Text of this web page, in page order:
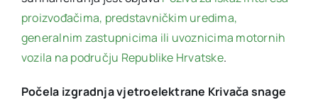
proizvođačima, predstavničkim uredima,
generalnim zastupnicima ili uvoznicima motornih
vozila na području Republike Hrvatske.
Počela izgradnja vjetroelektrane Krivača snage